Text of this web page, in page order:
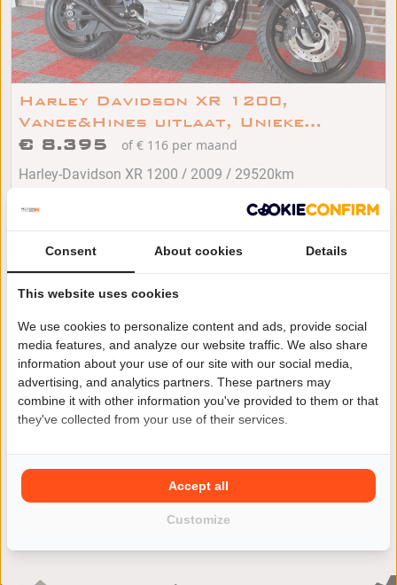
Harley Davidson XR 1200,
Vance&Hines uitlaat, Unieke
kleur!!
€ 8.395
of € 116 per maand
Harley-Davidson XR 1200 / 2009 / 29520km
Rouveen
Met een Harley-Davidson XR 1200 ga jij je niet alleen
uitstekend vermaken, je bent ook nog eens verzekerd van
een prima prijs/kwaliteit verhouding. Zie jij jezelf al
genieten van de ultieme vrijheid? Met een Harley-
Davidson XR 1200 uit ons ruime occasion aanbod zal dit
zeker gaan lukken.
Consent About cookies Details
This website uses cookies
We use cookies to personalize content and ads, provide social
media features, and analyze our website traffic. We also share
information about your use of our site with our social media,
advertising, and analytics partners. These partners may
combine it with other information you've provided to them or that
they've collected from your use of their services.
Customize
Accept all